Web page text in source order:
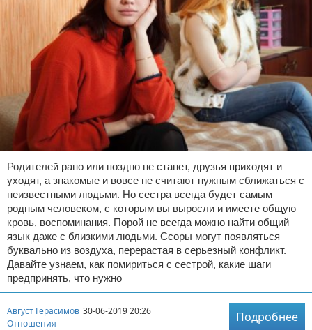
Родителей рано или поздно не станет, друзья приходят и
уходят, а знакомые и вовсе не считают нужным сближаться с
неизвестными людьми. Но сестра всегда будет самым
родным человеком, с которым вы выросли и имеете общую
кровь, воспоминания. Порой не всегда можно найти общий
язык даже с близкими людьми. Ссоры могут появляться
буквально из воздуха, перерастая в серьезный конфликт.
Давайте узнаем, как помириться с сестрой, какие шаги
предпринять, что нужно
Август Герасимов 30-06-2019 20:26
Отношения
Подробнее